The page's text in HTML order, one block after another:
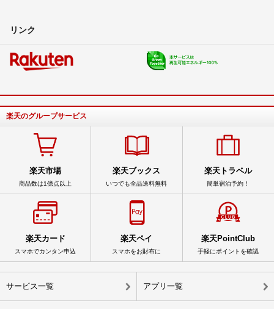
リンク
楽天のグループサービス
楽天市場
商品数は1億点以上
楽天ブックス
いつでも全品送料無料
楽天トラベル
簡単宿泊予約！
楽天カード
スマホでカンタン申込
楽天ペイ
スマホをお財布に
楽天PointClub
手軽にポイントを確認
サービス一覧 アプリ一覧